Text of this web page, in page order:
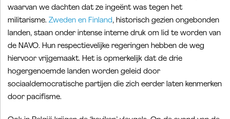
waarvan we dachten dat ze ingeënt was tegen het
militarisme. Zweden en Finland , historisch gezien ongebonden
landen, staan onder intense interne druk om lid te worden van
de NAVO. Hun respectievelijke regeringen hebben de weg
hiervoor vrijgemaakt. Het is opmerkelijk dat de drie
hogergenoemde landen worden geleid door
sociaaldemocratische partijen die zich eerder laten kenmerken
door pacifisme.